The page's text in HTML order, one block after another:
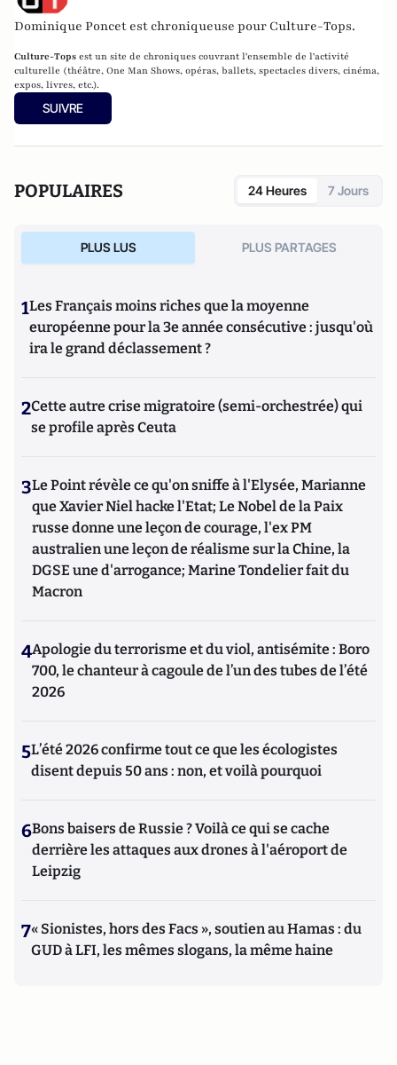
Dominique Poncet est chroniqueuse pour Culture-Tops.
Culture-Tops est un site de chroniques couvrant l'ensemble de l'activité
culturelle (théâtre, One Man Shows, opéras, ballets, spectacles divers, cinéma,
expos, livres, etc.).
SUIVRE
POPULAIRES 24 Heures 7 Jours
PLUS LUS PLUS PARTAGES
1Les Français moins riches que la moyenne
européenne pour la 3e année consécutive : jusqu'où
ira le grand déclassement ?
2Cette autre crise migratoire (semi-orchestrée) qui
se profile après Ceuta
3Le Point révèle ce qu'on sniffe à l'Elysée, Marianne
que Xavier Niel hacke l'Etat; Le Nobel de la Paix
russe donne une leçon de courage, l'ex PM
australien une leçon de réalisme sur la Chine, la
DGSE une d'arrogance; Marine Tondelier fait du
Macron
4Apologie du terrorisme et du viol, antisémite : Boro
700, le chanteur à cagoule de l’un des tubes de l’été
2026
5L’été 2026 confirme tout ce que les écologistes
disent depuis 50 ans : non, et voilà pourquoi
6Bons baisers de Russie ? Voilà ce qui se cache
derrière les attaques aux drones à l'aéroport de
Leipzig
7« Sionistes, hors des Facs », soutien au Hamas : du
GUD à LFI, les mêmes slogans, la même haine